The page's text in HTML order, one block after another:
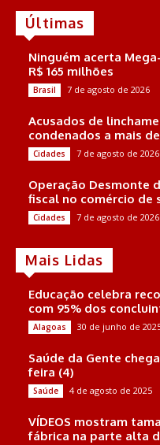
Últimas
Ninguém acerta
R$ 165 milhões
Brasil 7 de agosto de 2026
Acusados de
condenados a mais
Cidades 7 de agosto de 2026
Operação Desmonte
fiscal no comércio de
Cidades 7 de agosto de 2026
Mais Lidas
Educação celebra
com 95% dos
Alagoas 30 de junho de
Saúde da Gente
feira (4)
Saúde 4 de agosto de 2025
VÍDEOS mostram
fábrica na parte alta